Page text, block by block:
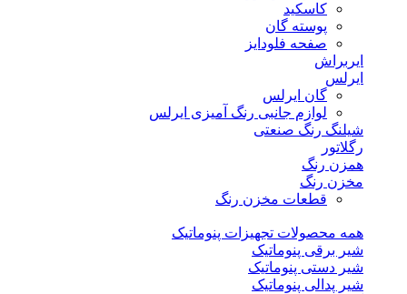
کاسکید
پوسته گان
صفحه فلودایز
ایربراش
ایرلس
گان ایرلس
لوازم جانبی رنگ آمیزی ایرلس
شیلنگ رنگ صنعتی
رگلاتور
همزن رنگ
مخزن رنگ
قطعات مخزن رنگ
همه محصولات تجهیزات پنوماتیک
شیر برقی پنوماتیک
شیر دستی پنوماتیک
شیر پدالی پنوماتیک